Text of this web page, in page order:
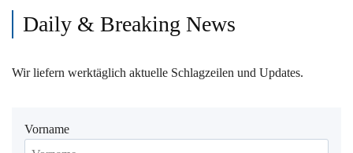
Daily & Breaking News
Wir liefern werktäglich aktuelle Schlagzeilen und Updates.
Vorname